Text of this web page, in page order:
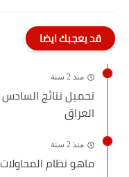
قد يعجبك ايضا
منذ 2 سنة
العراق
منذ 2 سنة
ماهو نظام المحاولات 2024 في العراق